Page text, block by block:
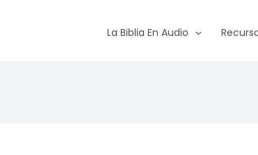
La Biblia En Audio